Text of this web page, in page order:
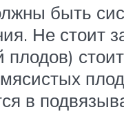
быть
Не стоит
в